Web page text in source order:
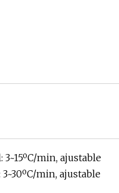
min, ajustable
min, ajustable